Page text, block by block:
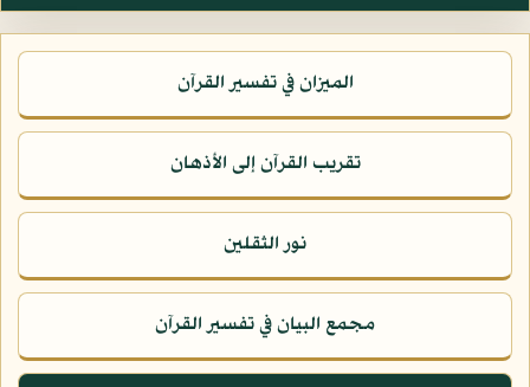
الميزان في تفسير القرآن
تقريب القرآن إلى الأذهان
نور الثقلين
مجمع البيان في تفسير القرآن